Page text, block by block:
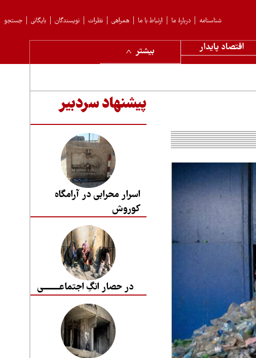
جستجو بایگانی نویسندگان نظرات همراهی ارتباط با ما دربارهٔ ما شناسنامه
اقتصاد پایدار
بیشتر
پیشنهاد سردبیر
اسرار محرابی در آرامگاه
کوروش
در حصار انگِ اجتماعــــــــی